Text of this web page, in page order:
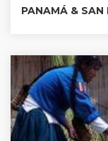
PANAMÁ & SAN